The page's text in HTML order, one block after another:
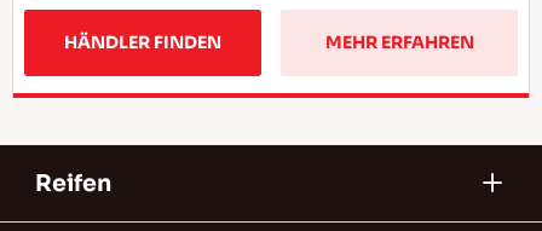
HÄNDLER FINDEN MEHR ERFAHREN
Reifen